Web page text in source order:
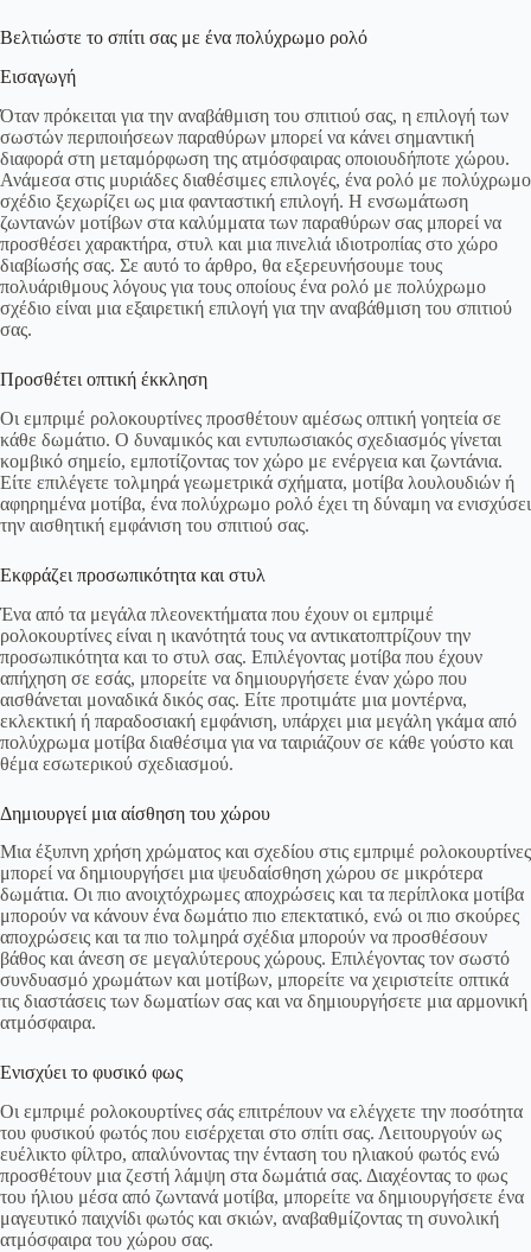
Βελτιώστε το σπίτι σας με ένα πολύχρωμο ρολό
Εισαγωγή
Όταν πρόκειται για την αναβάθμιση του σπιτιού σας, η επιλογή των
σωστών περιποιήσεων παραθύρων μπορεί να κάνει σημαντική
διαφορά στη μεταμόρφωση της ατμόσφαιρας οποιουδήποτε χώρου.
Ανάμεσα στις μυριάδες διαθέσιμες επιλογές, ένα ρολό με πολύχρωμο
σχέδιο ξεχωρίζει ως μια φανταστική επιλογή. Η ενσωμάτωση
ζωντανών μοτίβων στα καλύμματα των παραθύρων σας μπορεί να
προσθέσει χαρακτήρα, στυλ και μια πινελιά ιδιοτροπίας στο χώρο
διαβίωσής σας. Σε αυτό το άρθρο, θα εξερευνήσουμε τους
πολυάριθμους λόγους για τους οποίους ένα ρολό με πολύχρωμο
σχέδιο είναι μια εξαιρετική επιλογή για την αναβάθμιση του σπιτιού
σας.
Προσθέτει οπτική έκκληση
Οι εμπριμέ ρολοκουρτίνες προσθέτουν αμέσως οπτική γοητεία σε
κάθε δωμάτιο. Ο δυναμικός και εντυπωσιακός σχεδιασμός γίνεται
κομβικό σημείο, εμποτίζοντας τον χώρο με ενέργεια και ζωντάνια.
Είτε επιλέγετε τολμηρά γεωμετρικά σχήματα, μοτίβα λουλουδιών ή
αφηρημένα μοτίβα, ένα πολύχρωμο ρολό έχει τη δύναμη να ενισχύσει
την αισθητική εμφάνιση του σπιτιού σας.
Εκφράζει προσωπικότητα και στυλ
Ένα από τα μεγάλα πλεονεκτήματα που έχουν οι εμπριμέ
ρολοκουρτίνες είναι η ικανότητά τους να αντικατοπτρίζουν την
προσωπικότητα και το στυλ σας. Επιλέγοντας μοτίβα που έχουν
απήχηση σε εσάς, μπορείτε να δημιουργήσετε έναν χώρο που
αισθάνεται μοναδικά δικός σας. Είτε προτιμάτε μια μοντέρνα,
εκλεκτική ή παραδοσιακή εμφάνιση, υπάρχει μια μεγάλη γκάμα από
πολύχρωμα μοτίβα διαθέσιμα για να ταιριάζουν σε κάθε γούστο και
θέμα εσωτερικού σχεδιασμού.
Δημιουργεί μια αίσθηση του χώρου
Μια έξυπνη χρήση χρώματος και σχεδίου στις εμπριμέ ρολοκουρτίνες
μπορεί να δημιουργήσει μια ψευδαίσθηση χώρου σε μικρότερα
δωμάτια. Οι πιο ανοιχτόχρωμες αποχρώσεις και τα περίπλοκα μοτίβα
μπορούν να κάνουν ένα δωμάτιο πιο επεκτατικό, ενώ οι πιο σκούρες
αποχρώσεις και τα πιο τολμηρά σχέδια μπορούν να προσθέσουν
βάθος και άνεση σε μεγαλύτερους χώρους. Επιλέγοντας τον σωστό
συνδυασμό χρωμάτων και μοτίβων, μπορείτε να χειριστείτε οπτικά
τις διαστάσεις των δωματίων σας και να δημιουργήσετε μια αρμονική
ατμόσφαιρα.
Ενισχύει το φυσικό φως
Οι εμπριμέ ρολοκουρτίνες σάς επιτρέπουν να ελέγχετε την ποσότητα
του φυσικού φωτός που εισέρχεται στο σπίτι σας. Λειτουργούν ως
ευέλικτο φίλτρο, απαλύνοντας την ένταση του ηλιακού φωτός ενώ
προσθέτουν μια ζεστή λάμψη στα δωμάτιά σας. Διαχέοντας το φως
του ήλιου μέσα από ζωντανά μοτίβα, μπορείτε να δημιουργήσετε ένα
μαγευτικό παιχνίδι φωτός και σκιών, αναβαθμίζοντας τη συνολική
ατμόσφαιρα του χώρου σας.